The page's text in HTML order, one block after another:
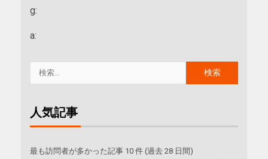
g:
a:
人気記事
最も訪問者が多かった記事 10 件 (過去 28 日間)